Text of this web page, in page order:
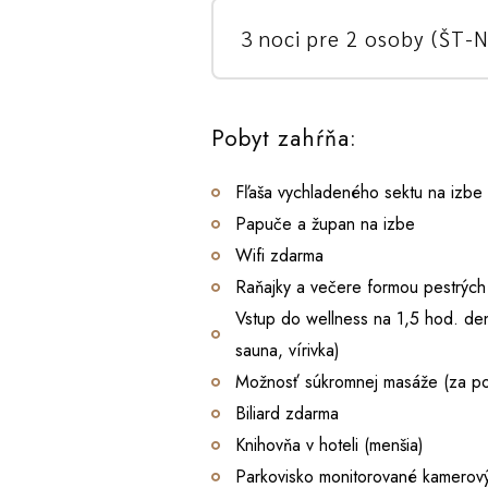
3 noci pre 2 osoby (ŠT-
Pobyt zahŕňa:
Fľaša vychladeného sektu na izbe
Papuče a župan na izbe
Wifi zdarma
Raňajky a večere formou
Vstup do wellness na 1,5 hod.
sauna, vírivka)
Možnosť súkromnej masáže (za
Biliard zdarma
Knihovňa v hoteli (menšia)
Parkovisko monitorované